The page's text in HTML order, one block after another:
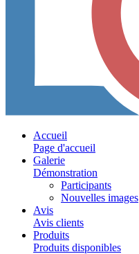
Accueil
Page d'accueil
Galerie
Démonstration
Participants
Nouvelles images
Avis
Avis clients
Produits
Produits disponibles